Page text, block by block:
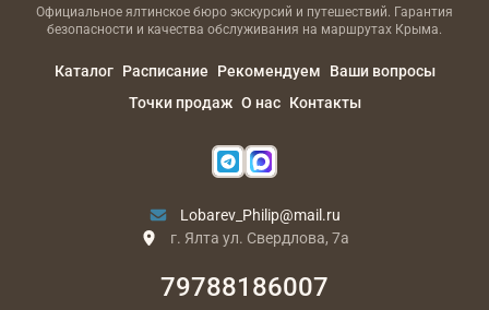
Официальное ялтинское бюро экскурсий и путешествий. Гарантия
безопасности и качества обслуживания на маршрутах Крыма.
Каталог Расписание Рекомендуем
Ваши вопросы
Точки продаж О нас Контакты
Lobarev_Philip@mail.ru
г. Ялта ул. Свердлова, 7а
79788186007